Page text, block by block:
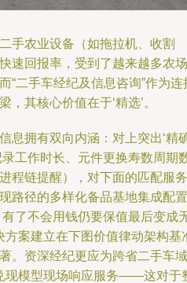
手农业设备（如拖拉机、收割
速回报率，受到了越来越多农场
“二手车经纪及信息咨询”作为连
其核心价值在于‘精选’。
息拥有双向内涵：对上突出‘精
工作时长、元件更换寿数周期
程链提醒），对下面的匹配服务
路径的多样化备品基地集成配置
了不会用钱仍要保值最后变成
方案建立在下图价值律动架构基
。资深经纪更应为跨省二手车域
现模型现场响应服务——这对于